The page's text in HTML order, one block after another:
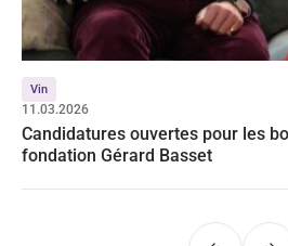
Vin
11.03.2026
Candidatures ouvertes pour les
fondation Gérard Basset